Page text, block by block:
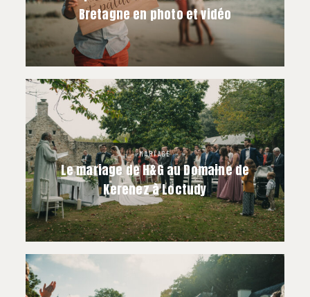
Bretagne en photo et vidéo
MARIAGE
Le mariage de H&G au Domaine de
Kerenez à Loctudy